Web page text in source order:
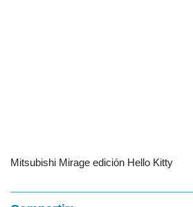
Mitsubishi Mirage edición Hello Kitty